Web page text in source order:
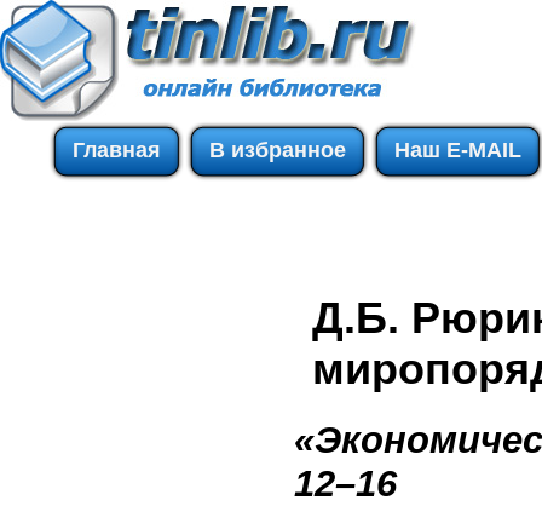
Главная В избранное Наш E-MAIL
Д.Б.
12–16